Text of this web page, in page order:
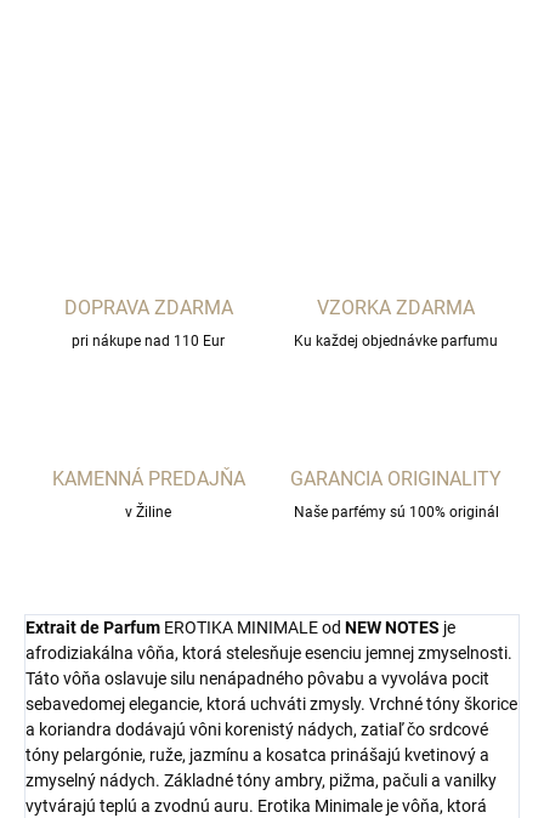
DOPRAVA ZDARMA
pri nákupe nad 110 Eur
VZORKA ZDARMA
Ku každej objednávke parfumu
KAMENNÁ PREDAJŇA
v Žiline
GARANCIA ORIGINALITY
Naše parfémy sú 100% originál
Extrait de Parfum EROTIKA MINIMALE od NEW NOTES je
afrodiziakálna vôňa, ktorá stelesňuje esenciu jemnej zmyselnosti.
Táto vôňa oslavuje silu nenápadného pôvabu a vyvoláva pocit
sebavedomej elegancie, ktorá uchváti zmysly. Vrchné tóny škorice
a koriandra dodávajú vôni korenistý nádych, zatiaľ čo srdcové
tóny pelargónie, ruže, jazmínu a kosatca prinášajú kvetinový a
zmyselný nádych. Základné tóny ambry, pižma, pačuli a vanilky
vytvárajú teplú a zvodnú auru. Erotika Minimale je vôňa, ktorá